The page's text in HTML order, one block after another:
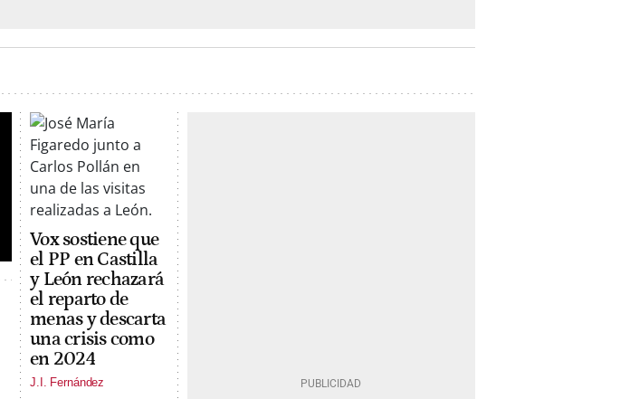
Vox sostiene que
el PP en Castilla
y León rechazará
el reparto de
menas y descarta
una crisis como
en 2024
J.I. Fernández